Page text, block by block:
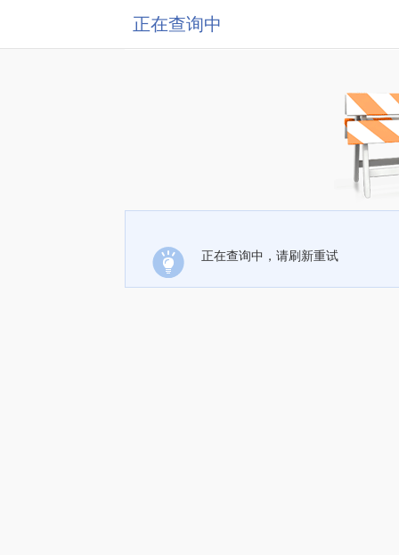
正在查询中
正在查询中，请刷新重试